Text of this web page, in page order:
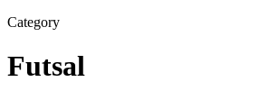
Category
Futsal